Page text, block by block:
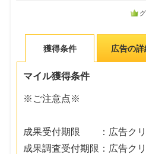
獲得条件 広告の詳
マイル獲得条件
※ご注意点※
成果受付期限 ：広告クリ
成果調査受付期限：広告ク